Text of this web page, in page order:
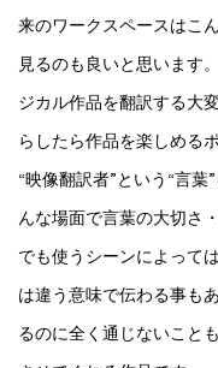
来のワークスペースはこ
見るのも良いと思います
ジカル作品を翻訳する大
らしたら作品を楽しめる
“映像翻訳者”という“言
んな場面で言葉の大切さ
でも使うシーンによって
は違う意味で伝わる事も
るのに全く通じないこと